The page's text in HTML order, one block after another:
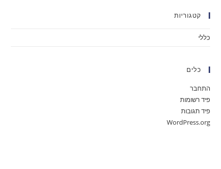
קטגוריות
כללי
כלים
התחבר
פיד רשומות
פיד תגובות
WordPress.org